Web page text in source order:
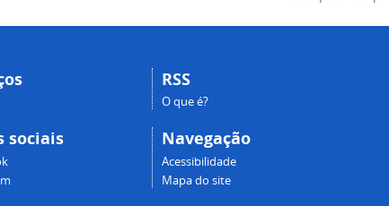
sociais
RSS
O que é?
Navegação
Acessibilidade
Mapa do site